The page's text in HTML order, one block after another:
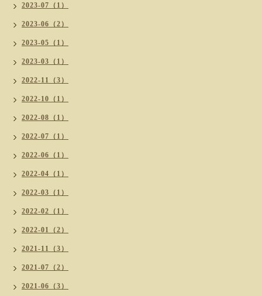
2023-07（1）
2023-06（2）
2023-05（1）
2023-03（1）
2022-11（3）
2022-10（1）
2022-08（1）
2022-07（1）
2022-06（1）
2022-04（1）
2022-03（1）
2022-02（1）
2022-01（2）
2021-11（3）
2021-07（2）
2021-06（3）